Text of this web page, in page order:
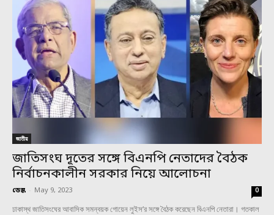
জাতীয়
জাতিসংঘ দূতের সঙ্গে বিএনপি নেতাদের বৈঠক
নির্বাচনকালীন সরকার নিয়ে আলোচনা
ডেস্ক - May 9, 2023 0
ঢাকাস্থ জাতিসংঘের আবাসিক সমন্বয়ক গোয়েন লুইস’র সঙ্গে বৈঠক করেছেন বিএনপি নেতারা। গতকাল